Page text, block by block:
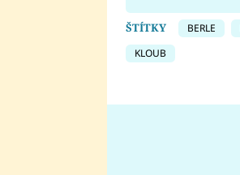
ŠTÍTKY BERLE
KLOUB